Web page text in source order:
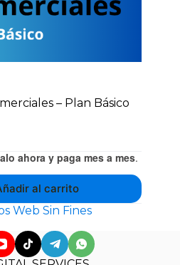
– Plan Básico
ahora y paga mes a mes.
al carrito
Web Sin Fines